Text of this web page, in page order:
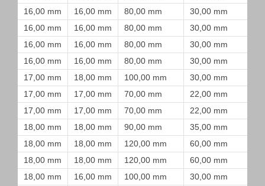
16,00 mm
16,00 mm 80,00 mm
30,00 mm
16,00 mm
16,00 mm 80,00 mm
30,00 mm
16,00 mm
16,00 mm 80,00 mm
30,00 mm
16,00 mm
16,00 mm 80,00 mm
30,00 mm
17,00 mm
18,00 mm 100,00 mm
30,00 mm
17,00 mm
17,00 mm 70,00 mm
22,00 mm
17,00 mm
17,00 mm 70,00 mm
22,00 mm
18,00 mm
18,00 mm 90,00 mm
35,00 mm
18,00 mm
18,00 mm 120,00 mm
60,00 mm
18,00 mm
18,00 mm 120,00 mm
60,00 mm
18,00 mm
16,00 mm 100,00 mm
30,00 mm